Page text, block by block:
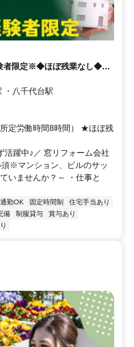
者限定※◆ほぼ残業なし◆土
問わず活躍中♪
・八千代台駅
定労働時間8時間） ★ほぼ残
活躍中♪／ 窓リフォーム会社
※マンション、ビルのサッ
いませんか？～ ・仕事と
勤OK 固定時間制
住宅手当あり
備 制服貸与
賞与あり